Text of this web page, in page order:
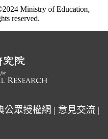
Ministry of Education,
reserved.
公眾授權網 | 意見交流 |